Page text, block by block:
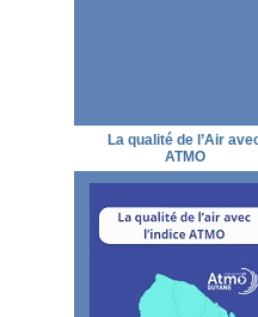
La qualité de l’Air
ATMO